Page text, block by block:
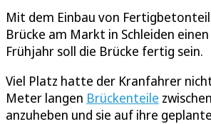
Mit dem Einbau von
Brücke am Markt in Schleiden
Frühjahr soll die Brücke fertig sein.
Viel Platz hatte der Kranfahrer
Meter langen Brückenteile
anzuheben und sie auf ihre